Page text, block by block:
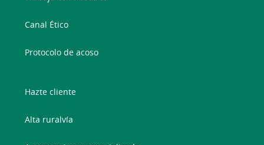
Canal Ético
Protocolo de acoso
Hazte cliente
Alta ruralvía